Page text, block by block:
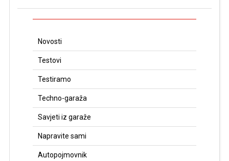
Novosti
Testovi
Testiramo
Techno-garaža
Savjeti iz garaže
Napravite sami
Autopojmovnik